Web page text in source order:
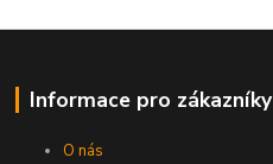
Informace pro zákazníky
O nás